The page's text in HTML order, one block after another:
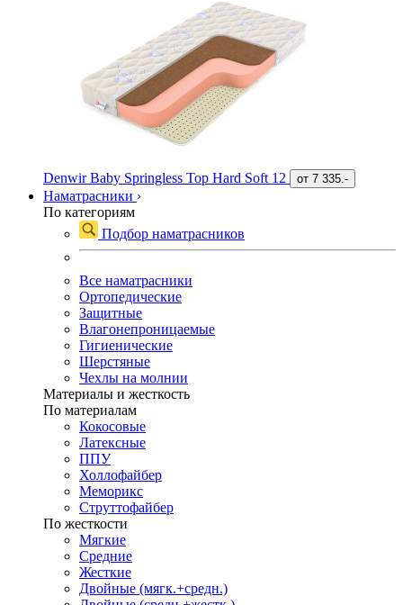
Denwir Baby Springless Top Hard Soft 12 от 7 335.-
Наматрасники ›
По категориям
Подбор наматрасников
Все наматрасники
Ортопедические
Защитные
Влагонепроницаемые
Гигиенические
Шерстяные
Чехлы на молнии
Материалы и жесткость
По материалам
Кокосовые
Латексные
ППУ
Холлофайбер
Меморикс
Струттофайбер
По жесткости
Мягкие
Средние
Жесткие
Двойные (мягк.+средн.)